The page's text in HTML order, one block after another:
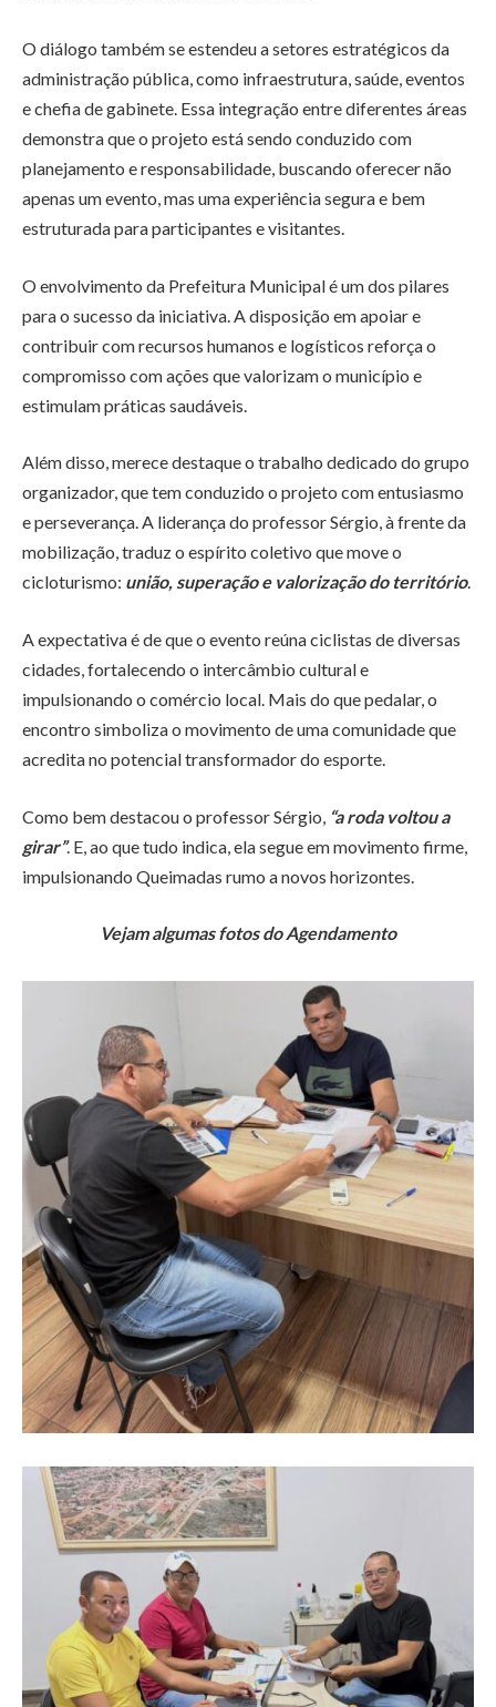
O diálogo também se estendeu a setores estratégicos da
administração pública, como infraestrutura, saúde, eventos
e chefia de gabinete. Essa integração entre diferentes áreas
demonstra que o projeto está sendo conduzido com
planejamento e responsabilidade, buscando oferecer não
apenas um evento, mas uma experiência segura e bem
estruturada para participantes e visitantes.
O envolvimento da Prefeitura Municipal é um dos pilares
para o sucesso da iniciativa. A disposição em apoiar e
contribuir com recursos humanos e logísticos reforça o
compromisso com ações que valorizam o município e
estimulam práticas saudáveis.
Além disso, merece destaque o trabalho dedicado do grupo
organizador, que tem conduzido o projeto com entusiasmo
e perseverança. A liderança do professor Sérgio, à frente da
mobilização, traduz o espírito coletivo que move o
cicloturismo: união, superação e valorização do território.
A expectativa é de que o evento reúna ciclistas de diversas
cidades, fortalecendo o intercâmbio cultural e
impulsionando o comércio local. Mais do que pedalar, o
encontro simboliza o movimento de uma comunidade que
acredita no potencial transformador do esporte.
Como bem destacou o professor Sérgio, “a roda voltou a
girar”. E, ao que tudo indica, ela segue em movimento firme,
impulsionando Queimadas rumo a novos horizontes.
Vejam algumas fotos do Agendamento